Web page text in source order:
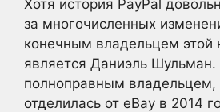
Хотя история PayPal
за многочисленных
конечным владельцем этой
является Даниэль Шульман.
полноправным владельцем,
отделилась от eBay в 2014